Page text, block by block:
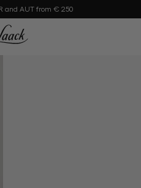
and AUT from € 250